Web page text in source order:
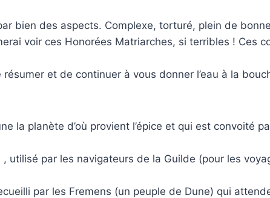
bien des aspects. Complexe, torturé, plein de
voir ces Honorées Matriarches, si terribles ! Ces
et de continuer à vous donner l’eau à la
la planète d’où provient l’épice et qui est convoité
utilisé par les navigateurs de la Guilde (pour les
par les Fremens (un peuple de Dune) qui